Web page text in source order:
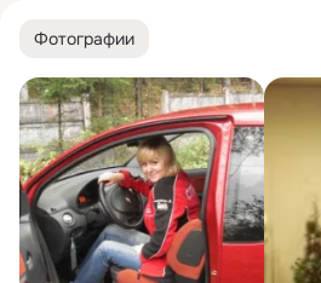
Фотографии